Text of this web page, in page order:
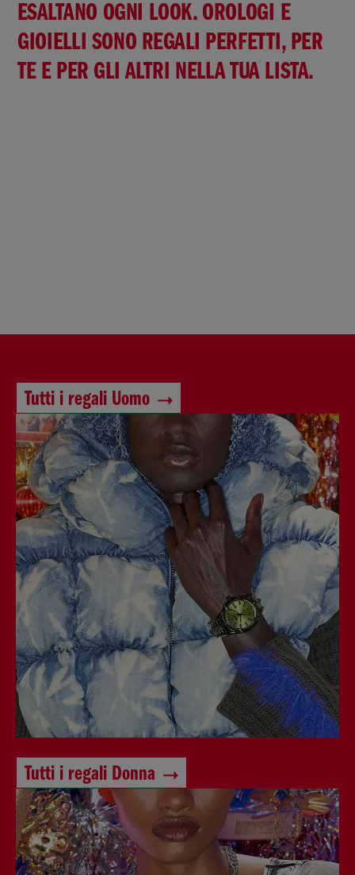
ESALTANO OGNI LOOK. OROLOGI E
GIOIELLI SONO REGALI PERFETTI, PER
TE E PER GLI ALTRI NELLA TUA LISTA.
Tutti i regali Uomo
Tutti i regali Donna